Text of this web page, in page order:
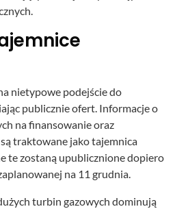
nietypowe podejście do
publicznie ofert. Informacje o
na finansowanie oraz
traktowane jako tajemnica
te zostaną upublicznione dopiero
na 11 grudnia.
turbin gazowych dominują